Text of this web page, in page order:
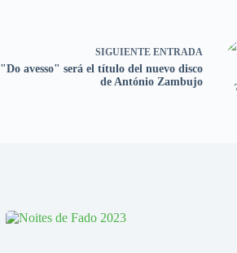
SIGUIENTE ENTRADA
"Do avesso" será el título del nuevo disco
de António Zambujo